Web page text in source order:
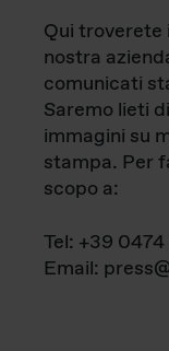
Qui troverete
nostra
comunicati
Saremo lieti
immagini su
stampa. Per
scopo a:
Tel: +39 0474
Email: